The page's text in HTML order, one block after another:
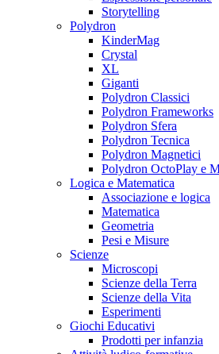
Storytelling
Polydron
KinderMag
Crystal
XL
Giganti
Polydron Classici
Polydron Frameworks
Polydron Sfera
Polydron Tecnica
Polydron Magnetici
Polydron OctoPlay e
Logica e Matematica
Associazione e logica
Matematica
Geometria
Pesi e Misure
Scienze
Microscopi
Scienze della Terra
Scienze della Vita
Esperimenti
Giochi Educativi
Prodotti per infanzia